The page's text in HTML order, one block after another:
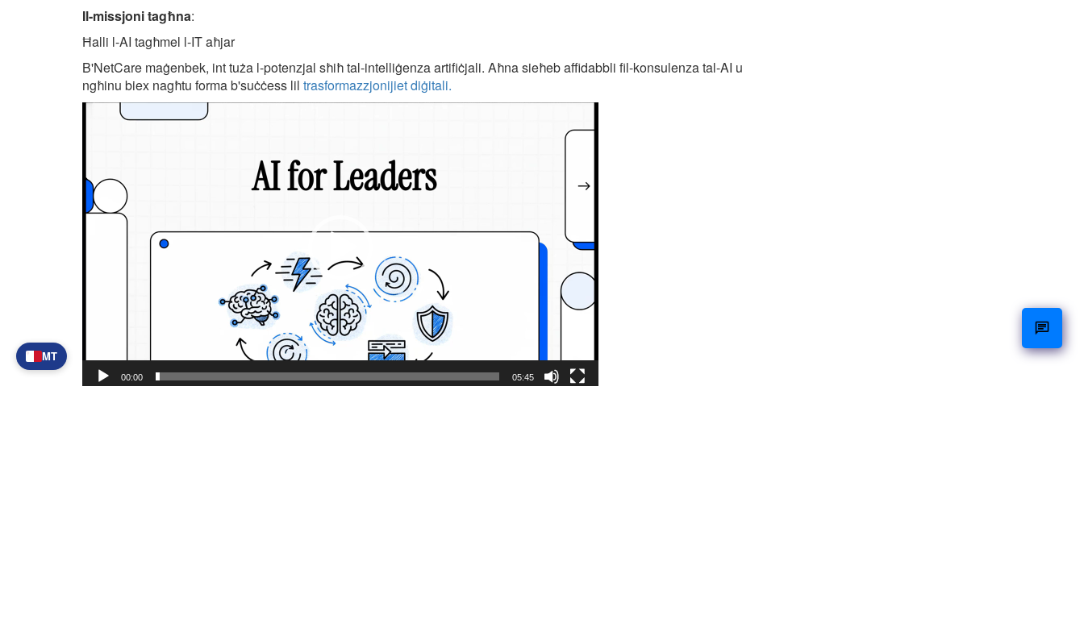
Il-missjoni tagħna:
Ħalli l-AI tagħmel l-IT aħjar
B'NetCare maġenbek, int tuża l-potenzjal sħiħ tal-intelliġenza artifiċjali. Aħna sieħeb affidabbli fil-konsulenza tal-AI u
ngħinu biex nagħtu forma b'suċċess lil trasformazzjonijiet diġitali.
Videospeler
00:00 05:45
MT